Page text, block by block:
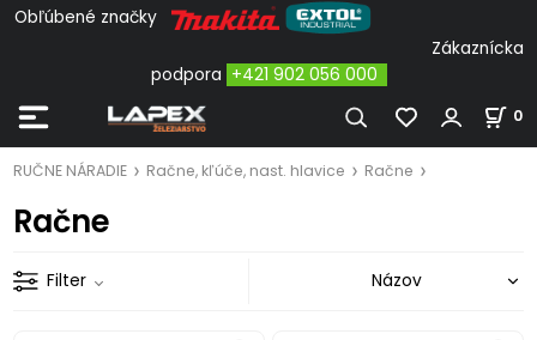
Obľúbené značky
Zákaznícka
podpora +421 902 056 000
0
RUČNE NÁRADIE Račne, kľúče, nast. hlavice Račne
Račne
Filter